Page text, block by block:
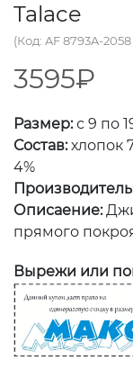
Talace
(Код: AF 8793A-2058
3595₽
Размер:с 9 по
Состав:хлопок
4%
Описаение:
прямого
Вырежи или